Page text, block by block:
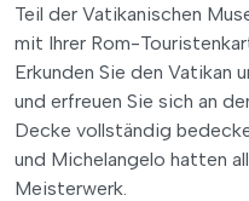
Teil der Vatikanischen
mit Ihrer Rom-
Erkunden Sie den Vatikan
und erfreuen Sie sich an
Decke vollständig
und Michelangelo hatten
Meisterwerk.